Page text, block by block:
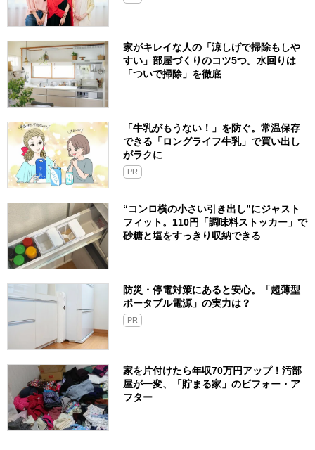
家がキレイな人の「涼しげで掃除もしや
すい」部屋づくりのコツ5つ。水回りは
「ついで掃除」を徹底
「牛乳がもうない！」を防ぐ。常温保存
できる「ロングライフ牛乳」で買い出し
がラクに
PR
“コンロ横の小さい引き出し”にジャスト
フィット。110円「調味料ストッカー」で
砂糖と塩をすっきり収納できる
防災・停電対策にあると安心。「超薄型
ポータブル電源」の実力は？​
PR
家を片付けたら年収70万円アップ！汚部
屋が一変、「貯まる家」のビフォー・ア
フター